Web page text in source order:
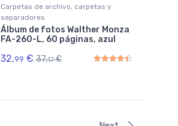
Carpetas de archivo, carpetas y
separadores
Álbum de fotos Walther Monza
FA-260-L, 60 páginas, azul
32,99 € 37,17 €